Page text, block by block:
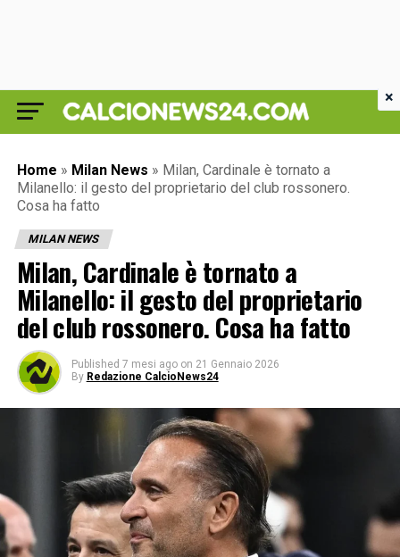
Home » Milan News » Milan, Cardinale è tornato a
Milanello: il gesto del proprietario del club rossonero.
Cosa ha fatto
MILAN NEWS
Milan, Cardinale è tornato a
Milanello: il gesto del proprietario
del club rossonero. Cosa ha fatto
Published 7 mesi ago on 21 Gennaio 2026
By Redazione CalcioNews24
×